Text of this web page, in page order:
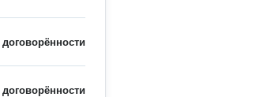
договорённости
договорённости